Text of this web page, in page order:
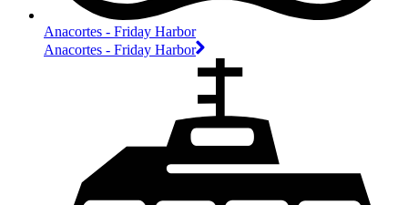
Anacortes - Friday Harbor
Anacortes - Friday Harbor